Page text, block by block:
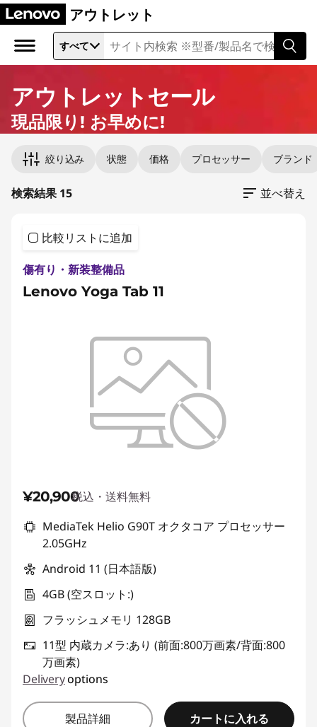
L
o
v
O
アウトレット
すべて
アウトレットセール
現品限り! お早めに!
絞り込み 状態 価格 プロセッサー ブランド
検索結果 15 並べ替え
比較リストに追加
傷有り・新装整備品
Lenovo Yoga Tab 11
¥20,900税込・送料無料
MediaTek Helio G90T オクタコア プロセッサー
2.05GHz
Android 11 (日本語版)
4GB (空スロット:)
フラッシュメモリ 128GB
11型 内蔵カメラ:あり (前面:800万画素/背面:800
万画素)
Deliveryoptions
製品詳細 カートに入れる